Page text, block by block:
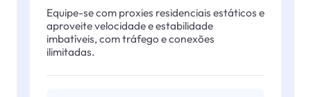
Equipe-se com proxies residenciais estáticos e
aproveite velocidade e estabilidade
imbatíveis, com tráfego e conexões
ilimitadas.